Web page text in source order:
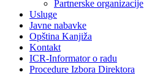
Partnerske organizacije
Usluge
Javne nabavke
Opština Kanjiža
Kontakt
ICR-Informator o radu
Procedure Izbora Direktora